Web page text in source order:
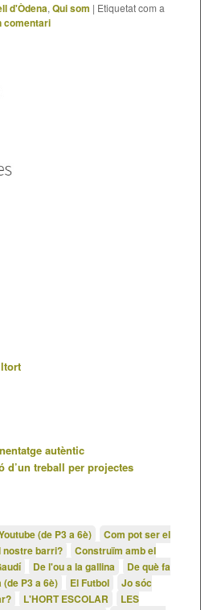
d'Òdena, Qui som | Etiquetat com a
comentari
autèntic
d’un treball per projectes
(de P3 a 6è)
Com pot ser el
nostre barri?
Construïm amb el
De l'ou a la gallina
De què fa
P3 a 6è) El Futbol
Jo sóc
L'HORT ESCOLAR
LES